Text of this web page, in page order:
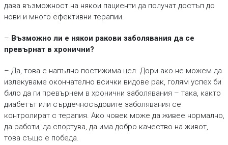
дава възможност на някои пациенти да получат достъп до
нови и много ефективни терапии.
– Възможно ли е някои ракови заболявания да се
превърнат в хронични?
– Да, това е напълно постижима цел. Дори ако не можем да
излекуваме окончателно всички видове рак, голям успех би
било да ги превърнем в хронични заболявания – така, както
диабетът или сърдечносъдовите заболявания се
контролират с терапия. Ако човек може да живее нормално,
да работи, да спортува, да има добро качество на живот,
това също е победа.